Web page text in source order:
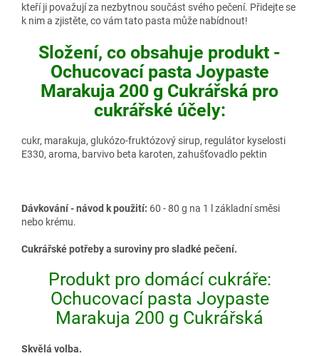
kteří ji považují za nezbytnou součást svého pečení. Přidejte se
k nim a zjistěte, co vám tato pasta může nabídnout!
Složení, co obsahuje produkt -
Ochucovací pasta Joypaste
Marakuja 200 g Cukrářská pro
cukrářské účely:
cukr, marakuja, glukózo-fruktózový sirup, regulátor kyselosti
E330, aroma, barvivo beta karoten, zahušťovadlo pektin
Dávkování - návod k použití: 60 - 80 g na 1 l základní směsi
nebo krému.
Cukrářské potřeby a suroviny pro sladké pečení.
Produkt pro domácí cukráře:
Ochucovací pasta Joypaste
Marakuja 200 g Cukrářská
Skvělá volba.